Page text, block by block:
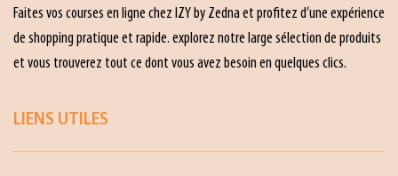
Faites vos courses en ligne chez IZY by Zedna et profitez d’une expérience
de shopping pratique et rapide. explorez notre large sélection de produits
et vous trouverez tout ce dont vous avez besoin en quelques clics.
LIENS UTILES